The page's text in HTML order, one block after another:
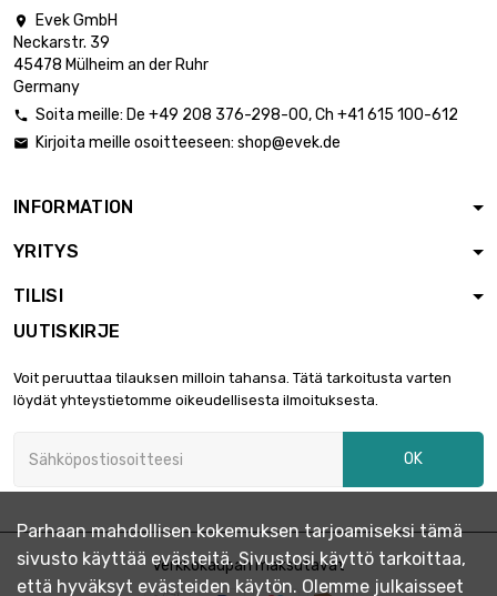
pituus : 1 Meter
halkaisija : 0.08mm
pituus : 2 Meter
halkaisija : 0.08mm
52,80 € 
pituus : 25 Meter
pituus : 50 Meter
halkaisija : 0.08mm
188,48 € 

Evek GmbH
Neckarstr. 39
45478 Mülheim an der Ruhr
Germany
 Soita meille: De +49 208 376-298-00, Ch +41 615 100-612
 Kirjoita meille osoitteeseen: shop@evek.de
INFORMATION
YRITYS
TILISI
UUTISKIRJE
Voit peruuttaa tilauksen milloin tahansa. Tätä tarkoitusta varten
löydät yhteystietomme oikeudellisesta ilmoituksesta.
OK
Verkkokaupan maksutavat
Parhaan mahdollisen kokemuksen tarjoamiseksi tämä
sivusto käyttää evästeitä. Sivustosi käyttö tarkoittaa,
että hyväksyt evästeiden käytön. Olemme julkaisseet